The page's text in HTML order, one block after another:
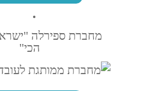
מחברת ספירלה
הכי"